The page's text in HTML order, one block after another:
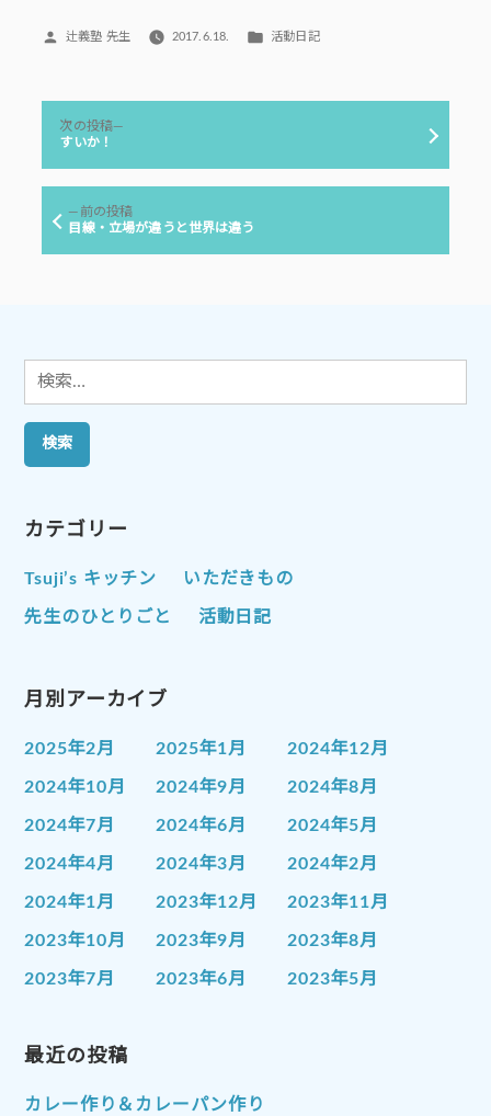
投
辻義塾 先生 2017.6.18.
カ
リ
活動日記
ナ
ー
前の投稿前
の
目線・立場が違うと世界は違う
次の投稿
すいか！
検
索:
カテゴリー
Tsuji’s キッチン いただきもの
先生のひとりごと 活動日記
月別アーカイブ
2025年2月 2025年1月 2024年12月
2024年10月 2024年9月 2024年8月
2024年7月 2024年6月 2024年5月
2024年4月 2024年3月 2024年2月
2024年1月 2023年12月 2023年11月
2023年10月 2023年9月 2023年8月
2023年7月 2023年6月 2023年5月
2023年1月
2022年10月 2022年9月
最近の投稿
カレー作り＆カレーパン作り